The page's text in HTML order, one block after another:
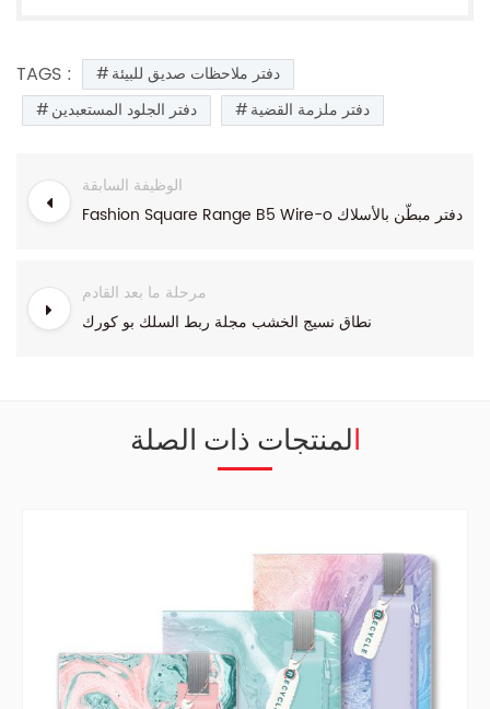
TAGS :
دفتر ملاحظات صديق للبيئة
دفتر الجلود المستعبدين
دفتر ملزمة القضية
الوظيفة السابقة
Fashion Square Range B5 Wire-o دفتر مبطّن بالأسلاك
مرحلة ما بعد القادم
نطاق نسيج الخشب مجلة ربط السلك بو كورك
المنتجات ذات الصلة